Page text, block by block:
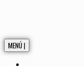
MENÚ |